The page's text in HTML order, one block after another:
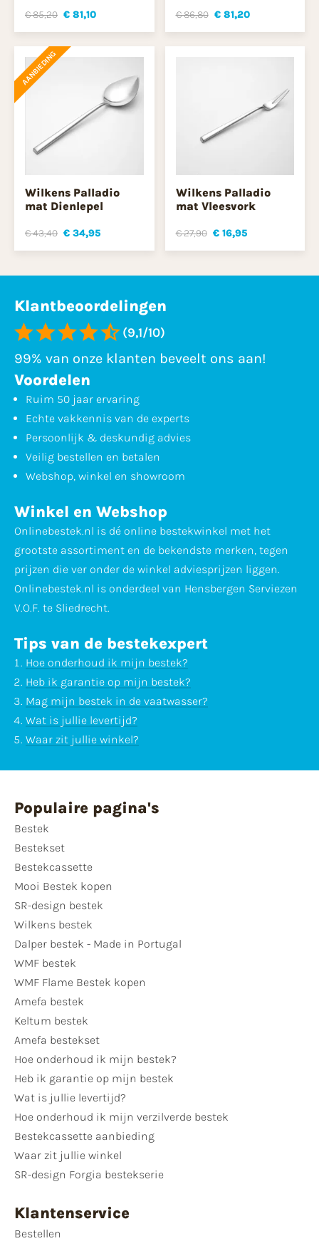
€ 85,20 € 81,10 € 86,80 € 81,20
AANBIEDING
Wilkens Palladio
mat Dienlepel
€ 43,40 € 34,95
Wilkens Palladio
mat Vleesvork
€ 27,90 € 16,95
Klantbeoordelingen
(9,1/10)
99% van onze klanten beveelt ons aan!
Voordelen
Ruim 50 jaar ervaring
Echte vakkennis van de experts
Persoonlijk & deskundig advies
Veilig bestellen en betalen
Webshop, winkel en showroom
Winkel en Webshop
Onlinebestek.nl is dé online bestekwinkel met het
grootste assortiment en de bekendste merken, tegen
prijzen die ver onder de winkel adviesprijzen liggen.
Onlinebestek.nl is onderdeel van Hensbergen Serviezen
V.O.F. te Sliedrecht.
Tips van de bestekexpert
Hoe onderhoud ik mijn bestek?
Heb ik garantie op mijn bestek?
Mag mijn bestek in de vaatwasser?
Wat is jullie levertijd?
Waar zit jullie winkel?
Populaire pagina's
Bestek
Bestekset
Bestekcassette
Mooi Bestek kopen
SR-design bestek
Wilkens bestek
Dalper bestek - Made in Portugal
WMF bestek
WMF Flame Bestek kopen
Amefa bestek
Keltum bestek
Amefa bestekset
Hoe onderhoud ik mijn bestek?
Heb ik garantie op mijn bestek
Wat is jullie levertijd?
Hoe onderhoud ik mijn verzilverde bestek
Bestekcassette aanbieding
Waar zit jullie winkel
SR-design Forgia bestekserie
Klantenservice
Bestellen